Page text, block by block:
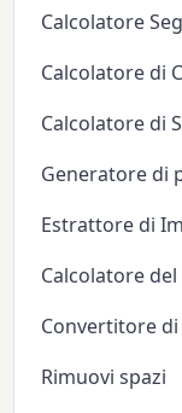
Calcolatore
Calcolatore di
Calcolatore di
Generatore di
Estrattore di
Calcolatore
Convertitore
Rimuovi spazi